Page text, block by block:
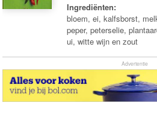
Ingrediënten:
bloem, ei, kalfsborst,
peper, peterselie,
ui, witte wijn en zout
Advertentie